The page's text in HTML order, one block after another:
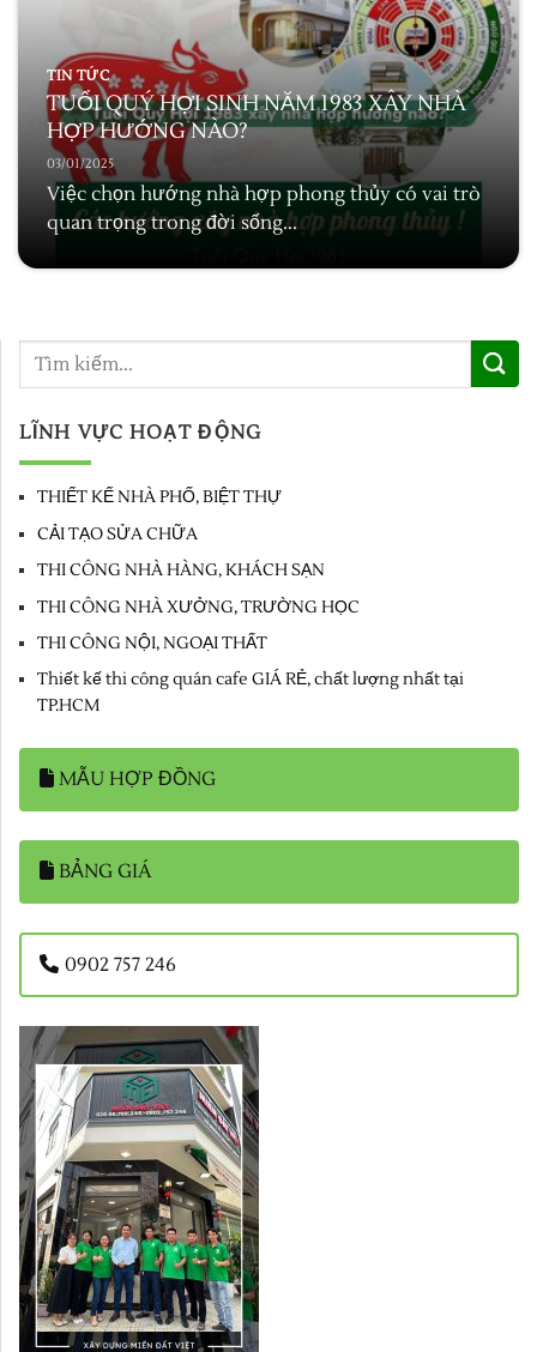
TIN TỨC
TUỔI QUÝ HỢI SINH NĂM 1983 XÂY NHÀ
HỢP HƯỚNG NÀO?
03/01/2025
Việc chọn hướng nhà hợp phong thủy có vai trò
quan trọng trong đời sống...
LĨNH VỰC HOẠT ĐỘNG
THIẾT KẾ NHÀ PHỐ, BIỆT THỰ
CẢI TẠO SỬA CHỮA
THI CÔNG NHÀ HÀNG, KHÁCH SẠN
THI CÔNG NHÀ XƯỞNG, TRƯỜNG HỌC
THI CÔNG NỘI, NGOẠI THẤT
Thiết kế thi công quán cafe GIÁ RẺ, chất lượng nhất tại
TP.HCM
MẪU HỢP ĐỒNG
BẢNG GIÁ
0902 757 246